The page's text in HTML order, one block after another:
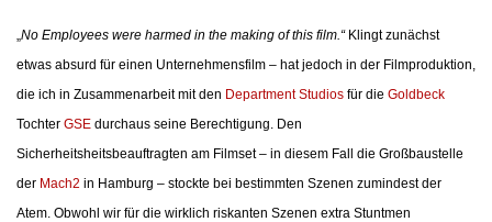
„No Employees were harmed in the making of this film.“Klingt zunächst
etwas absurd für einen Unternehmensfilm – hat jedoch in der Filmproduktion,
die ich in Zusammenarbeit mit den Department Studios für die Goldbeck
Tochter GSE durchaus seine Berechtigung. Den
Sicherheitsheitsbeauftragten am Filmset – in diesem Fall die Großbaustelle
der Mach2 in Hamburg – stockte bei bestimmten Szenen zumindest der
Atem. Obwohl wir für die wirklich riskanten Szenen extra Stuntmen